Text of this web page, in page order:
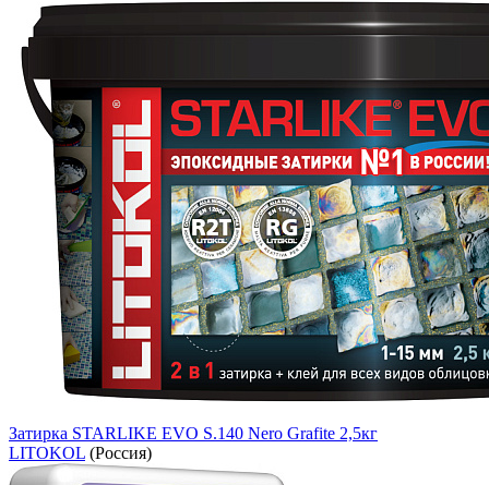
Затирка STARLIKE EVO S.140 Nero Grafite 2,5кг
LITOKOL (Россия)